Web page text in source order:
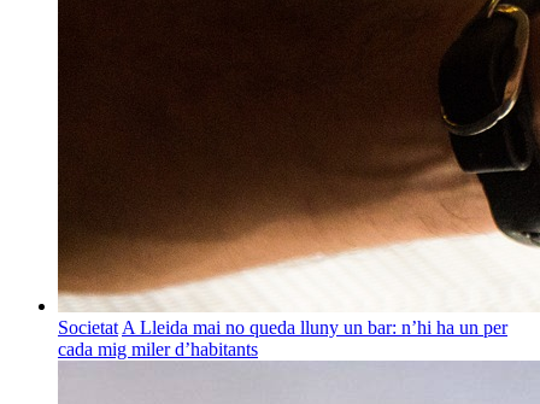
Societat A Lleida mai no queda lluny un bar: n’hi ha un per
cada mig miler d’habitants